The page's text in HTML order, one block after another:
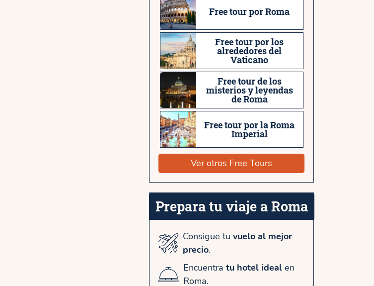
Free tour por Roma
Free tour por los
alrededores del
Vaticano
Free tour de los
misterios y leyendas
de Roma
Free tour por la Roma
Imperial
Ver otros Free Tours
Prepara tu viaje a Roma
Consigue tu vuelo al mejor
precio.
Encuentratu hotel ideal en
Roma.